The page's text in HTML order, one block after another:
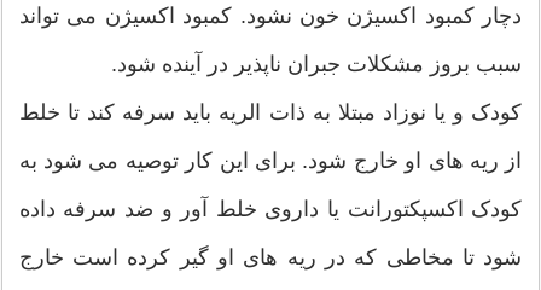
دچار کمبود اکسیژن خون نشود. کمبود اکسیژن می تواند
سبب بروز مشکلات جبران ناپذیر در آینده شود.
کودک و یا نوزاد مبتلا به ذات الریه باید سرفه کند تا خلط
از ریه های او خارج شود. برای این کار توصیه می شود به
کودک اکسپکتورانت یا داروی خلط آور و ضد سرفه داده
شود تا مخاطی که در ریه های او گیر کرده است خارج